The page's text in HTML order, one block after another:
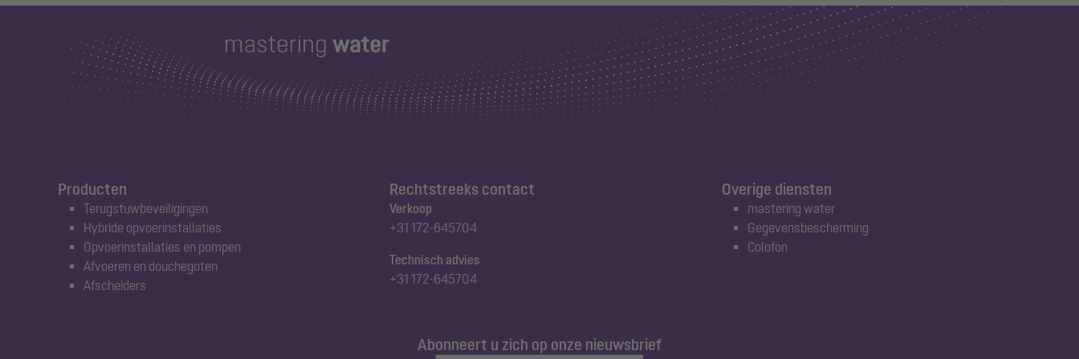
Producten
Terugstuwbeveiligingen
Hybride opvoerinstallaties
Opvoerinstallaties en pompen
Afvoeren en douchegoten
Afscheiders
Rechtstreeks contact
Verkoop
+31 172-645704
Technisch advies
+31 172-645704
Abonneert u zich op onze nieuwsbrief
Overige diensten
mastering water
Gegevensbescherming
Colofon